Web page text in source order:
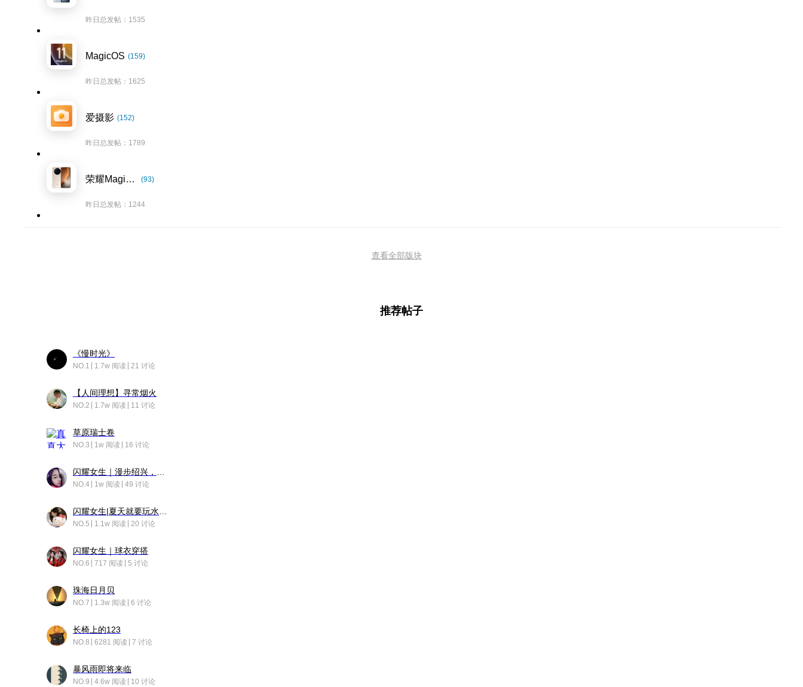
昨日总发帖：1535
MagicOS (159)
昨日总发帖：1625
爱摄影 (152)
昨日总发帖：1789
荣耀Magic8系列 (93)
昨日总发帖：1244
查看全部版块
推荐帖子
《慢时光》
NO.1 1.7w 阅读 21 讨论
【人间理想】寻常烟火
NO.2 1.7w 阅读 11 讨论
草原瑞士卷
NO.3 1w 阅读 16 讨论
NO.4 1w 阅读 49 讨论
NO.5 1.1w 阅读 20 讨论
闪耀女生｜球衣穿搭
NO.6 717 阅读 5 讨论
珠海日月贝
NO.7 1.3w 阅读 6 讨论
长椅上的123
NO.8 6281 阅读 7 讨论
暴风雨即将来临
NO.9 4.6w 阅读 10 讨论